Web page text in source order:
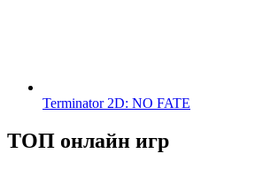
Terminator 2D: NO FATE
ТОП онлайн игр